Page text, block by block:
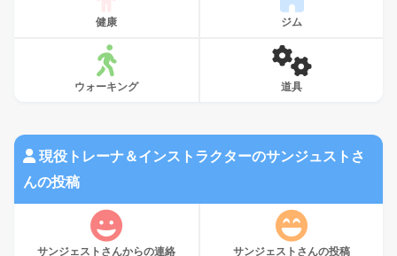
健康 ジム
ウォーキング 道具
現役トレーナ＆インストラクターのサンジュストさ
んの投稿
サンジェストさんからの連絡 サンジェストさんの投稿